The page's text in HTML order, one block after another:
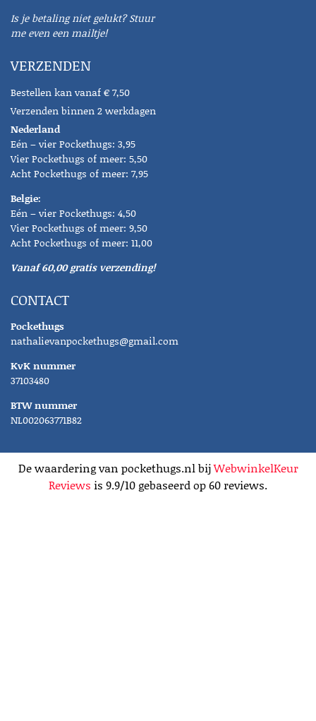
Is je betaling niet gelukt? Stuur
me even een mailtje!
VERZENDEN
Bestellen kan vanaf € 7,50
Verzenden binnen 2 werkdagen
Nederland
Eén – vier Pockethugs: 3,95
Vier Pockethugs of meer: 5,50
Acht Pockethugs of meer: 7,95
Belgie:
Eén – vier Pockethugs: 4,50
Vier Pockethugs of meer: 9,50
Acht Pockethugs of meer: 11,00
Vanaf 60,00 gratis verzending!
CONTACT
Pockethugs
nathalievanpockethugs@gmail.com
KvK nummer
37103480
BTW nummer
NL002063771B82
De waardering van pockethugs.nl bijWebwinkelKeur
Reviews is 9.9/10 gebaseerd op 60 reviews.